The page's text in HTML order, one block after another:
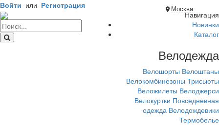
Москва
Войти или Регистрация
Навигация
Новинки
Каталог
Велодежда
Велошорты Велоштаны
Велокомбинезоны Трисьюты
Веложилеты Велоджерси
Велокуртки Повседневная
одежда Велодождевики
Термобелье